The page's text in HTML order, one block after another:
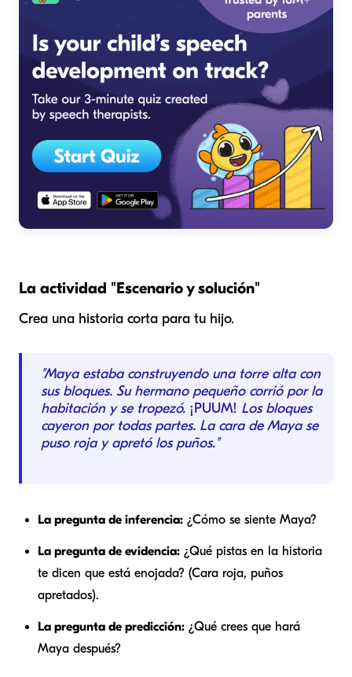
La actividad "Escenario y solución"
Crea una historia corta para tu hijo.
"Maya estaba construyendo una torre alta con
sus bloques. Su hermano pequeño corrió por la
habitación y se tropezó. ¡PUUM! Los bloques
cayeron por todas partes. La cara de Maya se
puso roja y apretó los puños."
La pregunta de inferencia: ¿Cómo se siente Maya?
La pregunta de evidencia: ¿Qué pistas en la historia
te dicen que está enojada? (Cara roja, puños
apretados).
La pregunta de predicción: ¿Qué crees que hará
Maya después?